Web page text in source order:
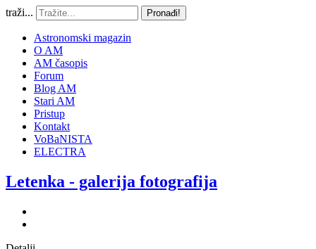
traži... Pronađi!
Astronomski magazin
O AM
AM časopis
Forum
Blog AM
Stari AM
Pristup
Kontakt
VoBaNISTA
ELECTRA
Letenka - galerija fotografija